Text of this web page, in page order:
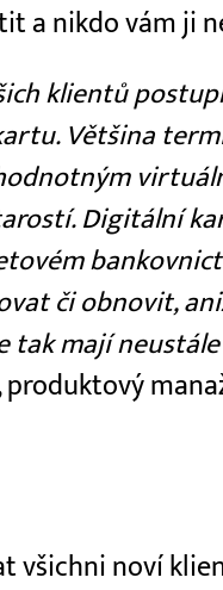
a nikdo vám ji
klientů
Většina
Digitální
či obnovit,
tak mají
všichni noví